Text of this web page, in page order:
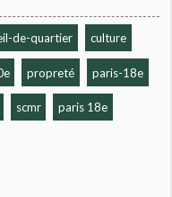
de-quartier culture
propreté paris-18e
scmr paris 18e